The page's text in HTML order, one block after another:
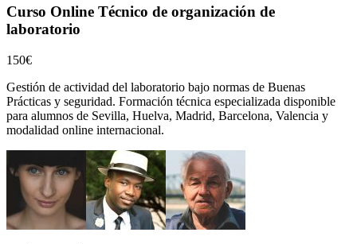
Curso Online Técnico de organización de
laboratorio
150€
Gestión de actividad del laboratorio bajo normas de Buenas
Prácticas y seguridad. Formación técnica especializada disponible
para alumnos de Sevilla, Huelva, Madrid, Barcelona, Valencia y
modalidad online internacional.